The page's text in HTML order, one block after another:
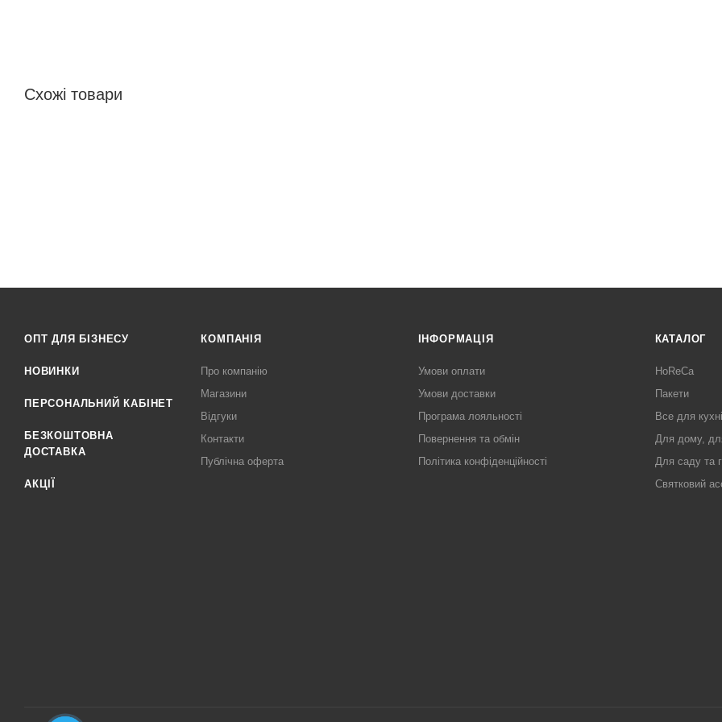
Схожі товари
ОПТ ДЛЯ БІЗНЕСУ
НОВИНКИ
ПЕРСОНАЛЬНИЙ КАБІНЕТ
БЕЗКОШТОВНА
ДОСТАВКА
АКЦІЇ
КОМПАНІЯ
Про компанію
Магазини
Відгуки
Контакти
Публічна оферта
ІНФОРМАЦІЯ
Умови оплати
Умови доставки
Програма лояльності
Повернення та обмін
Політика конфіденційності
КАТАЛОГ
HoReCa
Пакети
Все для кухні
Для дому,
Для саду та
Святковий